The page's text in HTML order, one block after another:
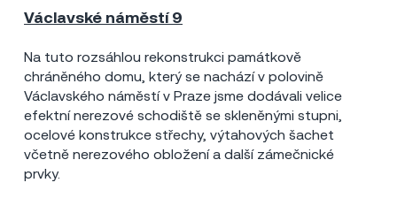
Václavské náměstí 9
Na tuto rozsáhlou rekonstrukci památkově
chráněného domu, který se nachází v polovině
Václavského náměstí v Praze jsme dodávali velice
efektní nerezové schodiště se skleněnými stupni,
ocelové konstrukce střechy, výtahových šachet
včetně nerezového obložení a další zámečnické
prvky.